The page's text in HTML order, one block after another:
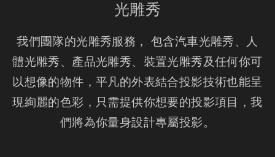
光雕秀
我們團隊的光雕秀服務， 包含汽車光雕秀、人
體光雕秀、產品光雕秀、裝置光雕秀及任何你可
以想像的物件，平凡的外表結合投影技術也能呈
現絢麗的色彩，只需提供你想要的投影項目，我
們將為你量身設計專屬投影。